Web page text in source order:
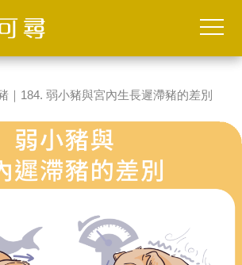
｜184. 弱小豬與宮內生長遲滯豬的差別